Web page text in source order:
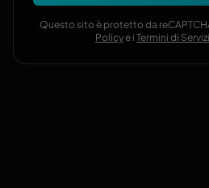
Questo sito è protetto da
Policye i Termini di